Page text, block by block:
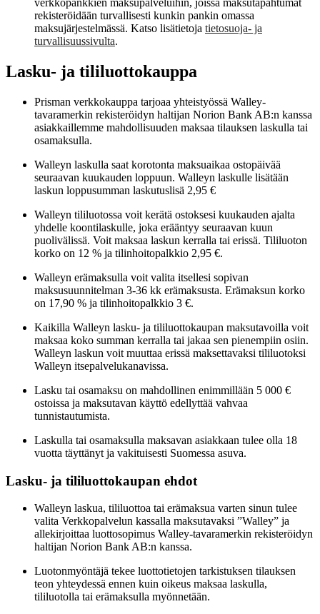
verkkopankkien maksupalveluihin, joissa maksutapahtumat
rekisteröidään turvallisesti kunkin pankin omassa
maksujärjestelmässä. Katso lisätietoja tietosuoja- ja
turvallisuussivulta.
Lasku- ja tililuottokauppa
Prisman verkkokauppa tarjoaa yhteistyössä Walley-
tavaramerkin rekisteröidyn haltijan Norion Bank AB:n kanssa
asiakkaillemme mahdollisuuden maksaa tilauksen laskulla tai
osamaksulla.
Walleyn laskulla saat korotonta maksuaikaa ostopäivää
seuraavan kuukauden loppuun. Walleyn laskulle lisätään
laskun loppusumman laskutuslisä 2,95 €
Walleyn tililuotossa voit kerätä ostoksesi kuukauden ajalta
yhdelle koontilaskulle, joka erääntyy seuraavan kuun
puolivälissä. Voit maksaa laskun kerralla tai erissä. Tililuoton
korko on 12 % ja tilinhoitopalkkio 2,95 €.
Walleyn erämaksulla voit valita itsellesi sopivan
maksusuunnitelman 3-36 kk erämaksusta. Erämaksun korko
on 17,90 % ja tilinhoitopalkkio 3 €.
Kaikilla Walleyn lasku- ja tililuottokaupan maksutavoilla voit
maksaa koko summan kerralla tai jakaa sen pienempiin osiin.
Walleyn laskun voit muuttaa erissä maksettavaksi tililuotoksi
Walleyn itsepalvelukanavissa.
Lasku tai osamaksu on mahdollinen enimmillään 5 000 €
ostoissa ja maksutavan käyttö edellyttää vahvaa
tunnistautumista.
Laskulla tai osamaksulla maksavan asiakkaan tulee olla 18
vuotta täyttänyt ja vakituisesti Suomessa asuva.
Lasku- ja tililuottokaupan ehdot
Walleyn laskua, tililuottoa tai erämaksua varten sinun tulee
valita Verkkopalvelun kassalla maksutavaksi ”Walley” ja
allekirjoittaa luottosopimus Walley-tavaramerkin rekisteröidyn
haltijan Norion Bank AB:n kanssa.
Luotonmyöntäjä tekee luottotietojen tarkistuksen tilauksen
teon yhteydessä ennen kuin oikeus maksaa laskulla,
tililuotolla tai erämaksulla myönnetään.